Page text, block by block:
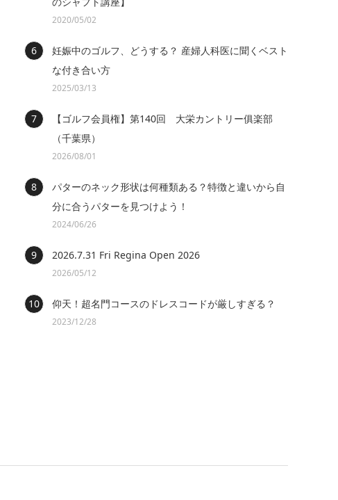
2020/05/02
妊娠中のゴルフ、どうする？ 産婦人科医に聞くベスト
な付き合い方
2025/03/13
【ゴルフ会員権】第140回 大栄カントリー俱楽部
（千葉県）
2026/08/01
パターのネック形状は何種類ある？特徴と違いから自
分に合うパターを見つけよう！
2024/06/26
2026.7.31 Fri Regina Open 2026
2026/05/12
仰天！超名門コースのドレスコードが厳しすぎる？
2023/12/28